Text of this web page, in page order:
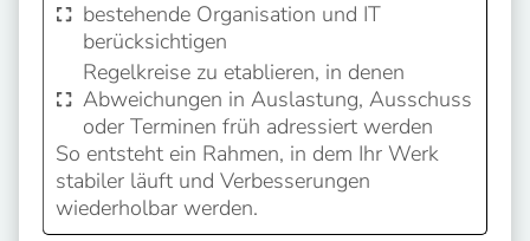
bestehende Organisation und IT
berücksichtigen
Regelkreise zu etablieren, in denen
Abweichungen in Auslastung, Ausschuss
oder Terminen früh adressiert werden
So entsteht ein Rahmen, in dem Ihr Werk
stabiler läuft und Verbesserungen
wiederholbar werden.